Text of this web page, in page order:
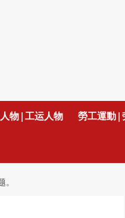
物 | 工运人物 勞工運動 |